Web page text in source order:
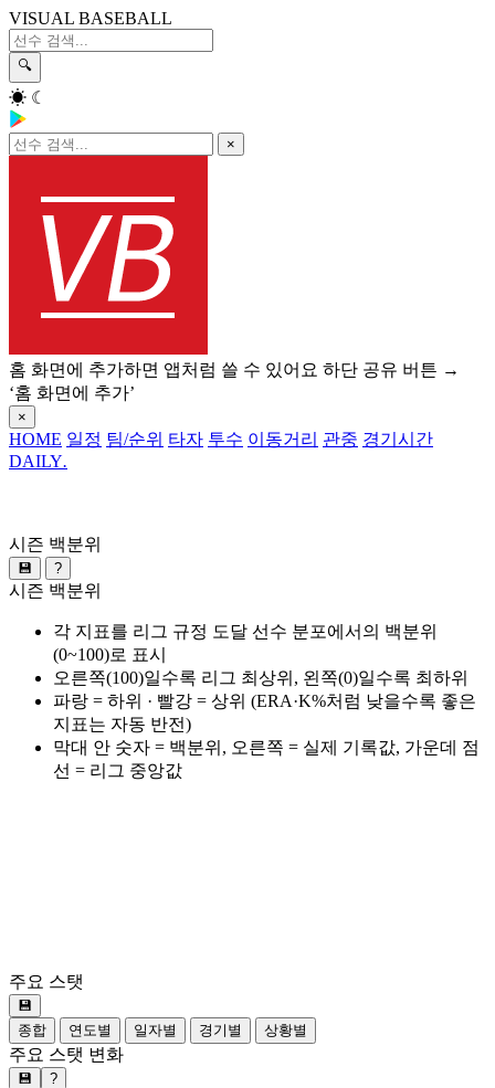
VISUAL BASEBALL
🔍
☀ ☾
×
홈 화면에 추가하면 앱처럼 쓸 수 있어요 하단 공유 버튼 →
‘홈 화면에 추가’
×
HOME 일정 팀/순위 타자 투수 이동거리 관중 경기시간
DAILY.
시즌 백분위
💾 ?
시즌 백분위
각 지표를 리그 규정 도달 선수 분포에서의 백분위
(0~100)로 표시
오른쪽(100)일수록 리그 최상위, 왼쪽(0)일수록 최하위
파랑 = 하위 · 빨강 = 상위 (ERA·K%처럼 낮을수록 좋은
지표는 자동 반전)
막대 안 숫자 = 백분위, 오른쪽 = 실제 기록값, 가운데 점
선 = 리그 중앙값
주요 스탯
💾
종합
연도별 일자별 경기별 상황별
주요 스탯 변화
💾 ?